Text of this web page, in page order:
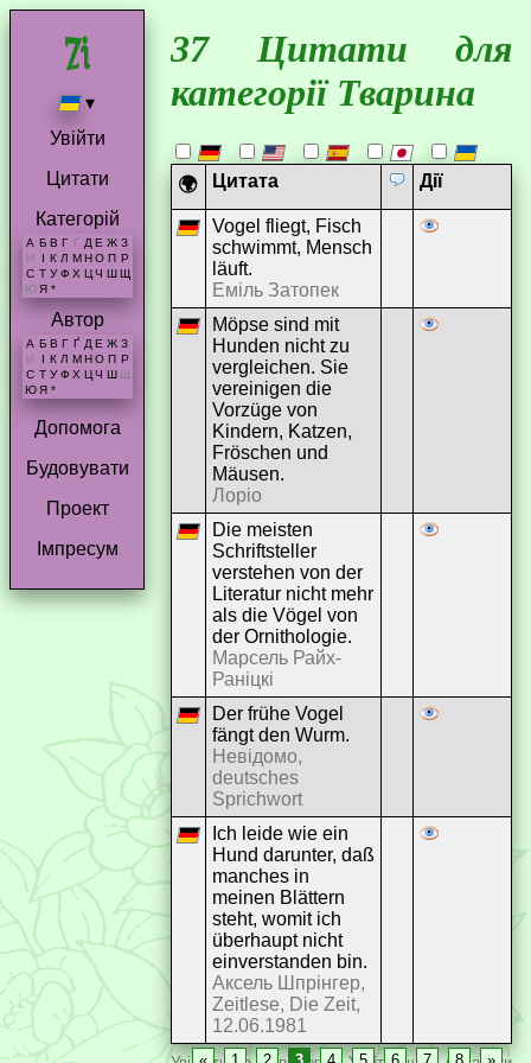
▾
Увійти
Цитати
Категорій
А Б В Г Ґ Д Е Ж З
И
І К Л М Н О П Р
С Т У Ф Х Ц Ч Ш Щ
Ю Я *
Автор
А Б В Г Ґ Д Е Ж З
И
К Л М Н О П Р
С Т У Ф Х Ц Ч Ш Щ
Ю Я *
Допомога
Будовувати
Проект
Імпресум
37 Цитати для
категорії Тварина
🌍 Цитата Дії
Vogel fliegt, Fisch
schwimmt, Mensch
läuft.
Еміль Затопек
Möpse sind mit
Hunden nicht zu
vergleichen. Sie
vereinigen die
Vorzüge von
Kindern, Katzen,
Fröschen und
Mäusen.
Лоріо
Die meisten
Schriftsteller
verstehen von der
Literatur nicht mehr
als die Vögel von
der Ornithologie.
Марсель Райх-
Раніцкі
Der frühe Vogel
fängt den Wurm.
Невідомо,
deutsches
Sprichwort
Ich leide wie ein
Hund darunter, daß
manches in
meinen Blättern
steht, womit ich
überhaupt nicht
einverstanden bin.
Аксель Шпрінгер,
Zeitlese, Die Zeit,
12.06.1981